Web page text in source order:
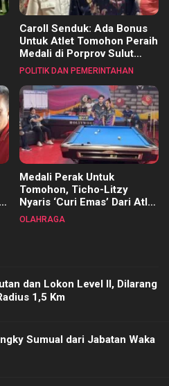
Caroll Senduk: Ada Bonus
Untuk Atlet Tomohon Peraih
Medali di Porprov Sulut
2025
POLITIK DAN PEMERINTAHAN
Medali Perak Untuk
Tomohon, Ticho-Litzy
Nyaris ‘Curi Emas’ Dari Atlet
Biliar PON di Porprov Sulut
OLAHRAGA
dan Lokon Level II, Dilarang
1,5 Km
Sumual dari Jabatan Waka